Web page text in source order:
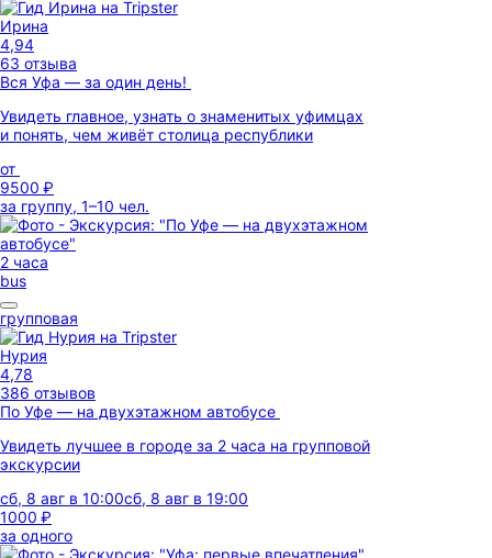
Ирина
4,94
63 отзыва
Вся Уфа — за один день!
Увидеть главное, узнать о знаменитых уфимцах
и понять, чем живёт столица республики
от
9500 ₽
за группу, 1–10 чел.
2 часа
bus
групповая
Нурия
4,78
386 отзывов
По Уфе — на двухэтажном автобусе
Увидеть лучшее в городе за 2 часа на групповой
экскурсии
сб, 8 авг в 10:00сб, 8 авг в 19:00
1000 ₽
за одного